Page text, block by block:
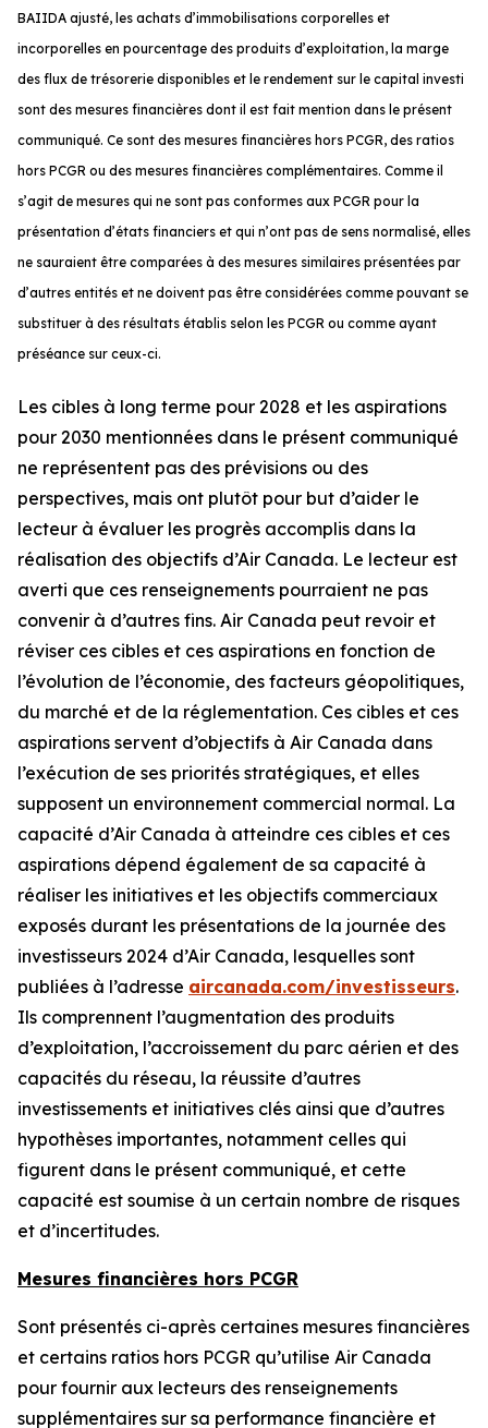
BAIIDA ajusté, les achats d’immobilisations corporelles et
incorporelles en pourcentage des produits d’exploitation, la marge
des flux de trésorerie disponibles et le rendement sur le capital investi
sont des mesures financières dont il est fait mention dans le présent
communiqué. Ce sont des mesures financières hors PCGR, des ratios
hors PCGR ou des mesures financières complémentaires. Comme il
s’agit de mesures qui ne sont pas conformes aux PCGR pour la
présentation d’états financiers et qui n’ont pas de sens normalisé, elles
ne sauraient être comparées à des mesures similaires présentées par
d’autres entités et ne doivent pas être considérées comme pouvant se
substituer à des résultats établis selon les PCGR ou comme ayant
préséance sur ceux-ci.
Les cibles à long terme pour 2028 et les aspirations
pour 2030 mentionnées dans le présent communiqué
ne représentent pas des prévisions ou des
perspectives, mais ont plutôt pour but d’aider le
lecteur à évaluer les progrès accomplis dans la
réalisation des objectifs d’Air Canada. Le lecteur est
averti que ces renseignements pourraient ne pas
convenir à d’autres fins. Air Canada peut revoir et
réviser ces cibles et ces aspirations en fonction de
l’évolution de l’économie, des facteurs géopolitiques,
du marché et de la réglementation. Ces cibles et ces
aspirations servent d’objectifs à Air Canada dans
l’exécution de ses priorités stratégiques, et elles
supposent un environnement commercial normal. La
capacité d’Air Canada à atteindre ces cibles et ces
aspirations dépend également de sa capacité à
réaliser les initiatives et les objectifs commerciaux
exposés durant les présentations de la journée des
investisseurs 2024 d’Air Canada, lesquelles sont
publiées à l’adresse aircanada.com/investisseurs.
Ils comprennent l’augmentation des produits
d’exploitation, l’accroissement du parc aérien et des
capacités du réseau, la réussite d’autres
investissements et initiatives clés ainsi que d’autres
hypothèses importantes, notamment celles qui
figurent dans le présent communiqué, et cette
capacité est soumise à un certain nombre de risques
et d’incertitudes.
Mesures financières hors PCGR
Sont présentés ci-après certaines mesures financières
et certains ratios hors PCGR qu’utilise Air Canada
pour fournir aux lecteurs des renseignements
supplémentaires sur sa performance financière et